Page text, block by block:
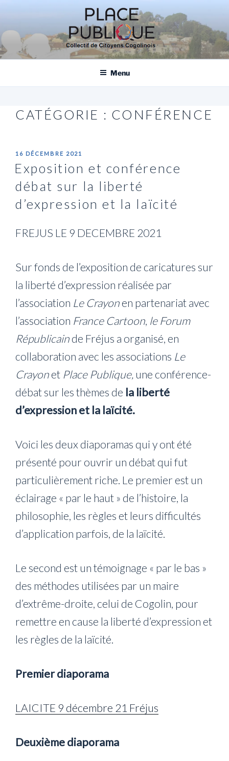
contenu
principal
PLACE PUBLIQUE, COLLECTIF DE
CITOYENS COGOLINOIS
Menu
CATÉGORIE : CONFÉRENCE
PUBLIÉ
16 DÉCEMBRE 2021
Exposition et conférence
débat sur la liberté
d’expression et la laïcité
FREJUS LE 9 DECEMBRE 2021
Sur fonds de l’exposition de caricatures sur
la liberté d’expression réalisée par
l’association Le Crayonen partenariat avec
l’association France Cartoon, le Forum
Républicainde Fréjus a organisé, en
collaboration avec les associations Le
Crayonet Place Publique,une conférence-
débat sur les thèmes de la liberté
d’expression et la laïcité.
Voici les deux diaporamas qui y ont été
présenté pour ouvrir un débat qui fut
particulièrement riche. Le premier est un
éclairage « par le haut » de l’histoire, la
philosophie, les règles et leurs difficultés
d’application parfois, de la laïcité.
Le second est un témoignage « par le bas »
des méthodes utilisées par un maire
d’extrême-droite, celui de Cogolin, pour
remettre en cause la liberté d’expression et
les règles de la laïcité.
Premier diaporama
LAICITE 9 décembre 21 Fréjus
Deuxième diaporama